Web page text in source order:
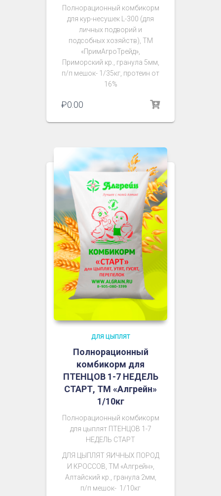
Полнорационный комбикорм
для кур-несушек L-300 (для
личных подворий и
подсобных хозяйств), ТМ
«ПримАгроТрейд»,
Приморский кр., гранула 5мм,
п/п мешок- 1/35кг, протеин от
16%
₽0.00
ДЛЯ ЦЫПЛЯТ
Полнорационный
комбикорм для
ПТЕНЦОВ 1-7 НЕДЕЛЬ
СТАРТ, ТМ «Алгрейн»
1/10кг
Полнорационный комбикорм
для цыплят ПТЕНЦОВ 1-7
НЕДЕЛЬ СТАРТ
ДЛЯ ЦЫПЛЯТ ЯИЧНЫХ ПОРОД
И КРОССОВ , ТМ «Алгрейн»,
Алтайский кр., гранула 2мм,
п/п мешок- 1/10кг